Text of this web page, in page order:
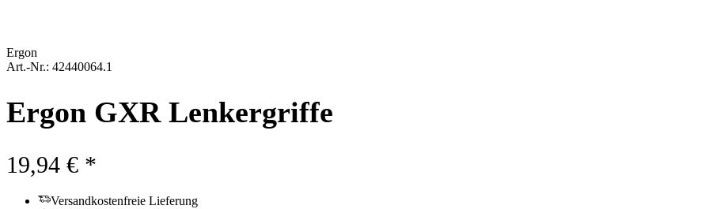
Ergon
Art.-Nr.: 42440064.1
Ergon GXR Lenkergriffe
19,94 € *
Versandkostenfreie Lieferung